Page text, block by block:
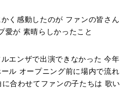
く感動したのが ファンの皆さん
愛が 素晴らしかったこと
エンザで出演できなかった 今年
ル オープニング前に場内で流れ
合わせてファンの子たちは 歌い